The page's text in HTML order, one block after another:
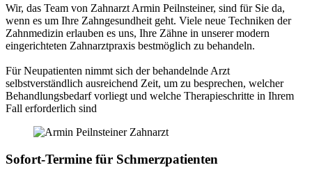
Wir, das Team von Zahnarzt Armin Peilnsteiner, sind für Sie da,
wenn es um Ihre Zahngesundheit geht. Viele neue Techniken der
Zahnmedizin erlauben es uns, Ihre Zähne in unserer modern
eingerichteten Zahnarztpraxis bestmöglich zu behandeln.
Für Neupatienten nimmt sich der behandelnde Arzt
selbstverständlich ausreichend Zeit, um zu besprechen, welcher
Behandlungsbedarf vorliegt und welche Therapieschritte in Ihrem
Fall erforderlich sind
Sofort-Termine für Schmerzpatienten